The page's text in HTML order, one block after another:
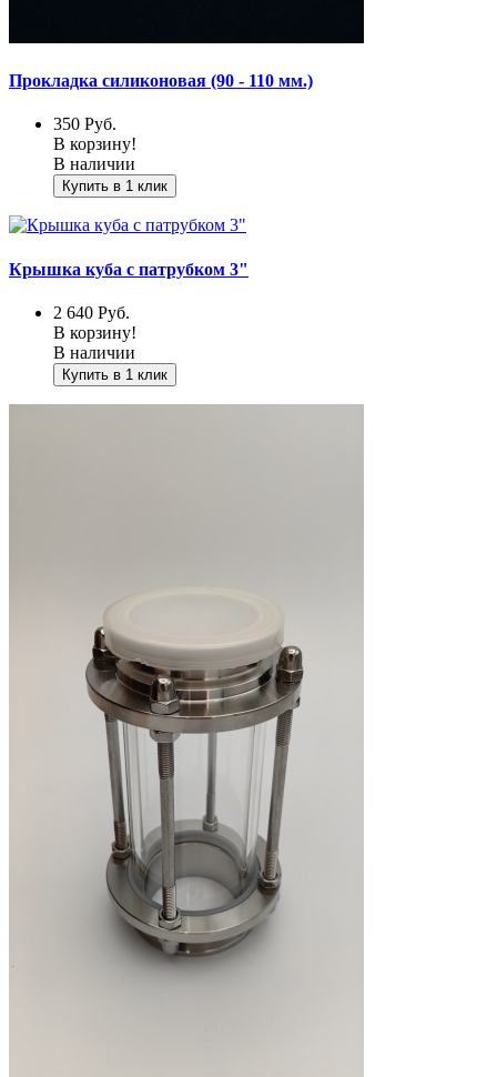
Прокладка силиконовая (90 - 110 мм.)
350 Руб.
В корзину!
В наличии
Купить в 1 клик
Крышка куба с патрубком 3"
2 640 Руб.
В корзину!
В наличии
Купить в 1 клик